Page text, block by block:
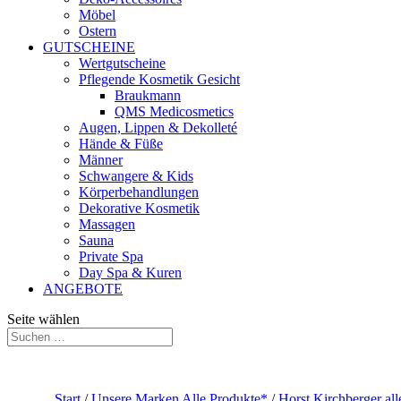
Möbel
Ostern
GUTSCHEINE
Wertgutscheine
Pflegende Kosmetik Gesicht
Braukmann
QMS Medicosmetics
Augen, Lippen & Dekolleté
Hände & Füße
Männer
Schwangere & Kids
Körperbehandlungen
Dekorative Kosmetik
Massagen
Sauna
Private Spa
Day Spa & Kuren
ANGEBOTE
Seite wählen